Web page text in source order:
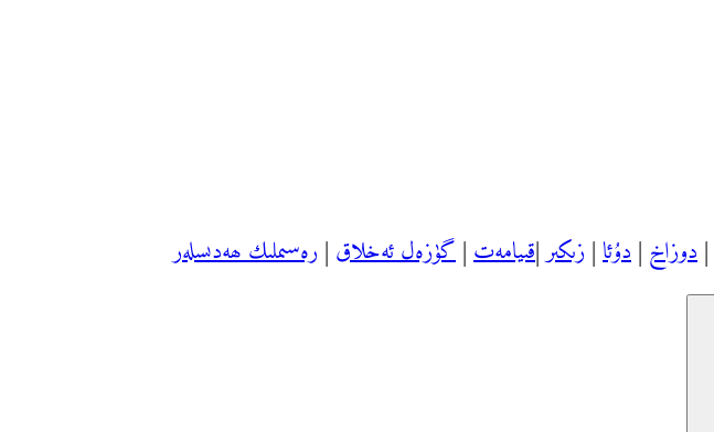
|دوزاخ|دۇئا|زىكىر|قىيامەت|گۈزەل ئەخلاق|رەسىملىك ھەدىسلەر